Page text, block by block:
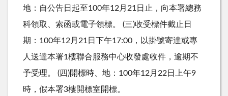
地：自公告日起至100年12月21日止，向本署總務
科領取、索函或電子領標。 (三)收受標件截止日
期：100年12月21日下午17:00，以掛號寄達或專
人送達本署1樓聯合服務中心收發處收件，逾期不
予受理。 (四)開標時、地：100年12月22日上午9
時，假本署3樓開標室開標。